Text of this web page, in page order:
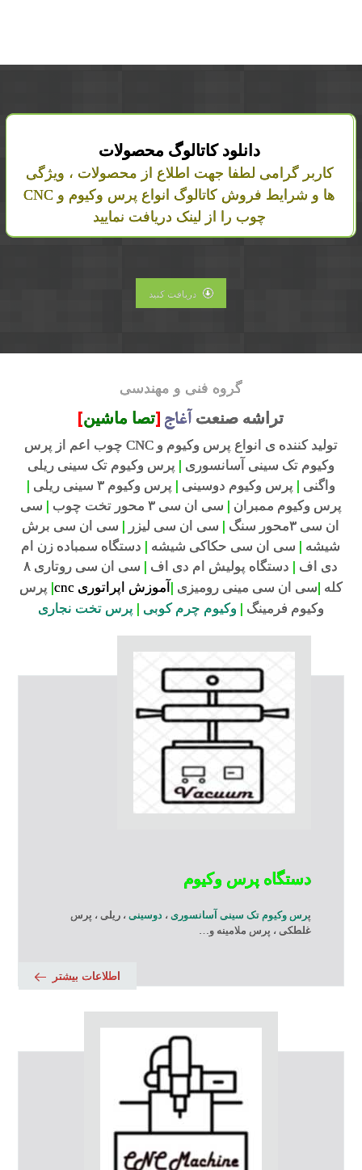
دانلود کاتالوگ محصولات
کاربر گرامی لطفا جهت اطلاع از محصولات ، ویژگی
ها و شرایط فروش کاتالوگ انواع پرس وکیوم و CNC
چوب را از لینک دریافت نمایید
دریافت کنید
گروه فنی و مهندسی
تراشه صنعت آغاج[تصا ماشین]
تولید کننده ی انواع پرس وکیوم و CNC چوب اعم از پرس
وکیوم تک سینی آسانسوری | پرس وکیوم تک سینی ریلی
واگنی | پرس وکیوم دوسینی | پرس وکیوم ۳ سینی ریلی
|
پرس وکیوم ممبران | سی ان سی ۳ محور تخت چوب | سی
ان سی ۳محور سنگ
| سی ان سی لیزر | سی ان سی برش
شیشه | سی ان سی حکاکی شیشه | دستگاه سمباده زن ام
دی اف | دستگاه پولیش ام دی اف |
سی ان سی روتاری ۸
کله |سی ان سی مینی رومیزی | آموزش اپراتوری cnc | پرس
وکیوم فرمینگ | وکیوم چرم کوبی | پرس تخت نجاری
دستگاه پرس وکیوم
پرس وکیوم تک سینی آسانسوری ، دوسینی ، ریلی ، پرس
غلطکی ، پرس ملامینه و…
اطلاعات بیشتر